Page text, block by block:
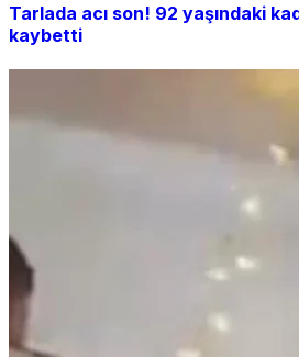
Tarlada acı son! 92 yaşındaki
kaybetti